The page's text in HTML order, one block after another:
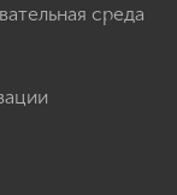
среда